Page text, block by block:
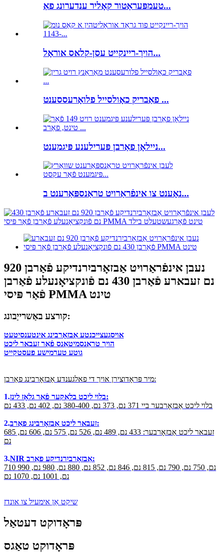
טעמפּעראַטור קאָליר ענדערונג פאַ...
הויך-ריינקייט עסן-קלאס אוראָל...
פאַבריק כאָולסייל פלואָרעססענט ...
ניילאָן פאַרבן פּערילענע פּיגמענט...
נאָענט צו אינפֿראַרויט טראַנספּאַרענט ב...
נעבן אינפֿראַרויט אַבזאָרביִרנדיקע פֿאַרבן 920
נם זעבארע פֿאַרבן 430 נם פֿונקציאָנעלע פֿאַרבן
פֿאַר פּיסי PMMA טינט
קורצע באַשרייַבונג:
אויסגעצייכנטע אַבזאָרבינג אינטענסיטעט
הויך טראַנסמיטאַנס פֿאַר זעבאר ליכט
גוטע טערמישע פעסטקייט
מיר פּראָדוצירן אויך די פאלגענדע אַבזאָרבינג פאַרבן:
1.
בלוי ליכט בלאַקער פֿאַר גלאָז לינז:
בלוי ליכט אַבזאָרבער ביי 371 נם, 373 נם, 380-400 נם, 402 נם, 433 נם
2.
זעבאר ליכט אַבזאָרבינג פאַרב:
זעבאר ליכט אַבזאָרבער: 433 נם, 489 נם, 526 נם, 575 נם, 606 נם, 685
נם
3.
NIR אַבזאָרביִרנדיקע פאַרב:
710 נם, 750 נם, 790 נם, 815 נם, 846 נם, 852 נם, 880 נם, 980 נם, 990
נם, 1001 נם, 1070 נם
שיקט אַן אימעיל צו אונדז
פּראָדוקט דעטאַל
פּראָדוקט טאַגס